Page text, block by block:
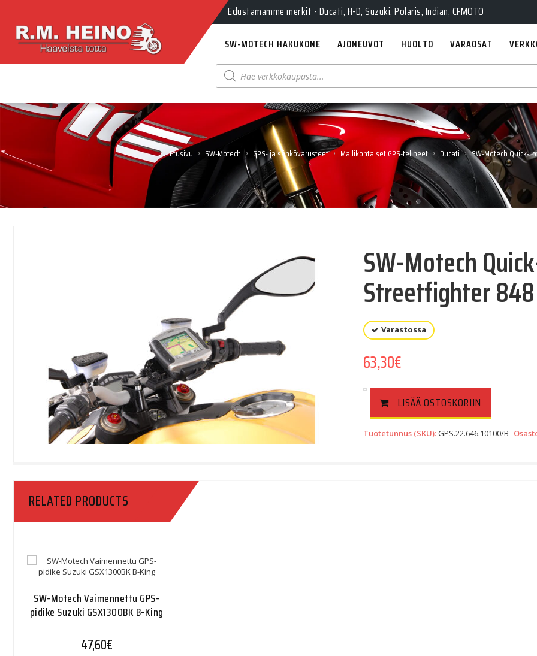
Edustamamme merkit - Ducati, H-D, Suzuki, Polaris, Indian, CFMOTO
SW-MOTECH HAKUKONE AJONEUVOT HUOLTO VARAOSAT
Products
search
Etusivu › SW-Motech › GPS- ja sähkövarusteet › Mallikohtaiset GPS-telineet › Ducati › SW-Motech Quick-
SW-Motech
Streetfighter 848
Varastossa
63,30€
LISÄÄ OSTOSKORIIN
Tuotetunnus (SKU):GPS.22.646.10100/B
RELATED PRODUCTS
SW-Motech Vaimennettu GPS-
pidike Suzuki GSX1300BK B-King
47,60€